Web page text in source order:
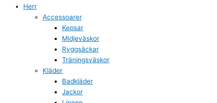
Herr
Accessoarer
Kepsar
Midjeväskor
Ryggsäckar
Träningsväskor
Kläder
Badkläder
Jackor